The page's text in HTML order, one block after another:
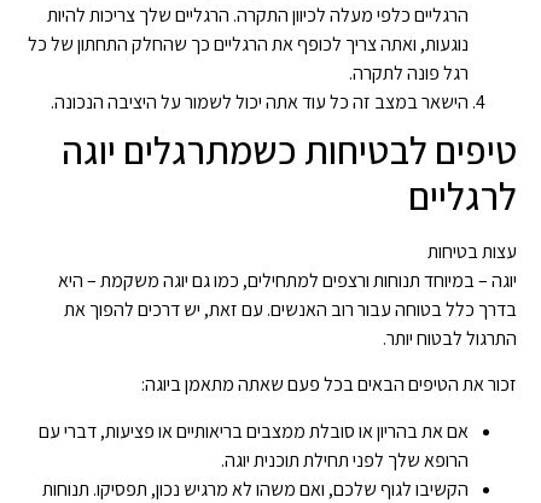
הרגליים כלפי מעלה לכיוון התקרה. הרגליים שלך צריכות להיות
נוגעות, ואתה צריך לכופף את הרגליים כך שהחלק התחתון של כל
רגל פונה לתקרה.
הישאר במצב זה כל עוד אתה יכול לשמור על היציבה הנכונה.
טיפים לבטיחות כשמתרגלים יוגה
לרגליים
עצות בטיחות
יוגה – במיוחד תנוחות ורצפים למתחילים, כמו גם יוגה משקמת – היא
בדרך כלל בטוחה עבור רוב האנשים. עם זאת, יש דרכים להפוך את
התרגול לבטוח יותר.
זכור את הטיפים הבאים בכל פעם שאתה מתאמן ביוגה:
אם את בהריון או סובלת ממצבים בריאותיים או פציעות, דברי עם
הרופא שלך לפני תחילת תוכנית יוגה.
הקשיבו לגוף שלכם, ואם משהו לא מרגיש נכון, תפסיקו. תנוחות